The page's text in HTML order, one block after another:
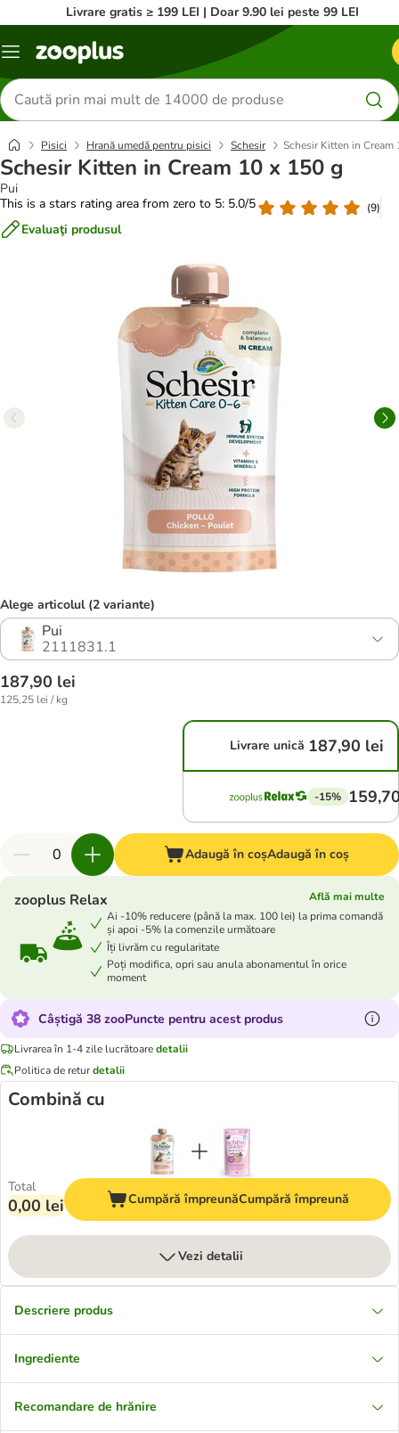
Livrare gratis ≥ 199 LEI | Doar 9.90 lei peste 99 LEI
Categorii
Căutare
produse
Pisici Hrană umedă pentru pisici Schesir Schesir Kitten in Cream
Schesir Kitten in Cream 10 x 150 g
Pui
This is a stars rating area from zero to 5: 5.0/5
(9)
Evaluaţi produsul
Alege articolul (2 variante)
Pui
2111831.1
187,90 lei
125,25 lei / kg
Livrare unică 187,90 lei
-15%
Adaugă în coșAdaugă în coș
zooplus Relax
Află mai multe
Ai -10% reducere (până la max. 100 lei) la prima comandă
și apoi -5% la comenzile următoare
Îți livrăm cu regularitate
Poți modifica, opri sau anula abonamentul în orice
moment
Câștigă 38 zooPuncte pentru acest produs
Livrarea în 1-4 zile lucrătoaredetalii
Politica de returdetalii
Combină cu
Total
0,00 lei Cumpără împreunăCumpără împreună
Vezi detalii
Descriere produs
Ingrediente
Recomandare de hrănire